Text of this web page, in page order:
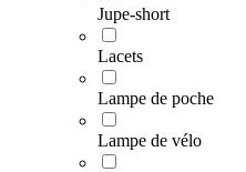
Jupe-short
Lacets
Lampe de poche
Lampe de vélo